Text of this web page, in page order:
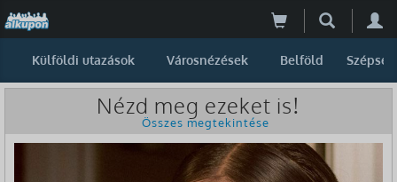
Külföldi utazások Városnézések Belföld Szépség
Nézd meg ezeket is!
Összes megtekintése